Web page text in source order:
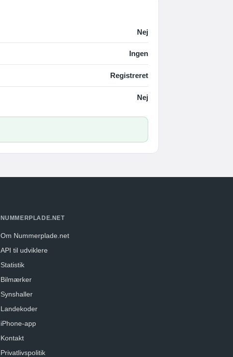
Nej
Ingen
Registreret
Nej
NUMMERPLADE.NET
Om Nummerplade.net
API til udviklere
Statistik
Bilmærker
Synshaller
Landekoder
iPhone-app
Kontakt
Privatlivspolitik